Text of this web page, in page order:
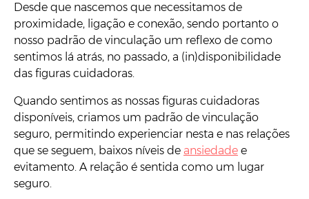
Desde que nascemos que necessitamos de
proximidade, ligação e conexão, sendo portanto o
nosso padrão de vinculação um reflexo de como
sentimos lá atrás, no passado, a (in)disponibilidade
das figuras cuidadoras.
Quando sentimos as nossas figuras cuidadoras
disponíveis, criamos um padrão de vinculação
seguro, permitindo experienciar nesta e nas relações
que se seguem, baixos níveis de ansiedade e
evitamento. A relação é sentida como um lugar
seguro.